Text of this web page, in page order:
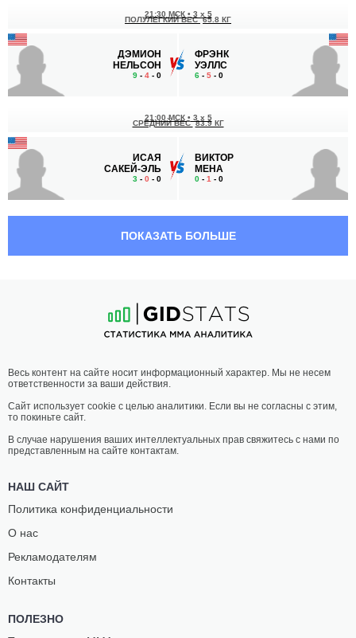
ДЭМИОН
НЕЛЬСОН
9 - 4 - 0
21:30 МСК • 3 x 5
ПОЛУЛЕГКИЙ ВЕС 65.8 КГ
ФРЭНК
УЭЛЛС
6 - 5 - 0
ИСАЯ
САКЕЙ-ЭЛЬ
3 - 0 - 0
21:00 МСК • 3 x 5
СРЕДНИЙ ВЕС 83.9 КГ
ВИКТОР
МЕНА
0 - 1 - 0
ПОКАЗАТЬ БОЛЬШЕ
Весь контент на сайте носит информационный характер. Мы не несем
ответственности за ваши действия.
Сайт использует cookie с целью аналитики. Если вы не согласны с этим,
то покиньте сайт.
В случае нарушения ваших интеллектуальных прав свяжитесь с нами по
представленным на сайте контактам.
НАШ САЙТ
Политика конфиденциальности
О нас
Рекламодателям
Контакты
ПОЛЕЗНО